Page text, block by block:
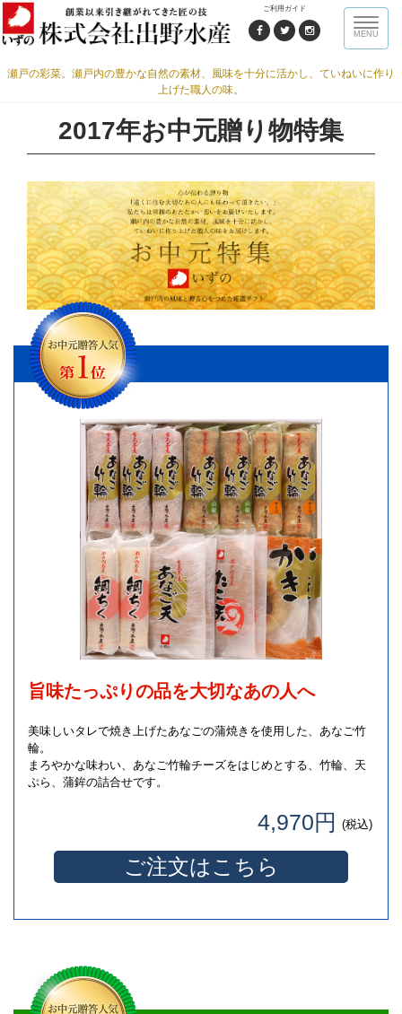
ご利用ガイド
Toggle
MENU
瀬戸の彩菜。瀬戸内の豊かな自然の素材、風味を十分に活かし、ていねいに作り
上げた職人の味。
2017年お中元贈り物特集
旨味たっぷりの品を大切なあの人へ
美味しいタレで焼き上げたあなごの蒲焼きを使用した、あなご竹
輪。
まろやかな味わい、あなご竹輪チーズをはじめとする、竹輪、天
ぷら、蒲鉾の詰合せです。
4,970円 (税込)
ご注文はこちら